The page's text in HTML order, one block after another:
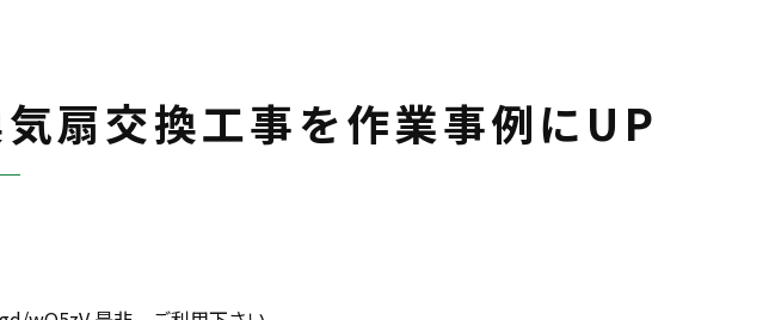
扇交換工事を作業事例にUP